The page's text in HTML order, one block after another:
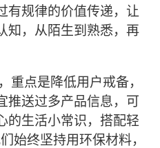
有规律的价值传递，让
知，从陌生到熟悉，再
重点是降低用户戒备，
推送过多产品信息，可
的生活小常识，搭配轻
始终坚持用环保材料，